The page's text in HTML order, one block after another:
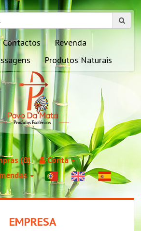
Contactos
Revenda
Produtos Naturais
(0)
Conta
EMPRESA